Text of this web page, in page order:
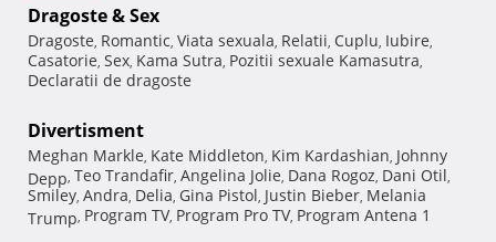
Dragoste & Sex
Dragoste, Romantic, Viata sexuala, Relatii, Cuplu, Iubire,
Casatorie, Sex, Kama Sutra, Pozitii sexuale Kamasutra,
Declaratii de dragoste
Divertisment
Meghan Markle, Kate Middleton, Kim Kardashian, Johnny
Depp, Teo Trandafir, Angelina Jolie, Dana Rogoz, Dani Otil,
Smiley, Andra, Delia, Gina Pistol, Justin Bieber, Melania
Trump, Program TV, Program Pro TV, Program Antena 1